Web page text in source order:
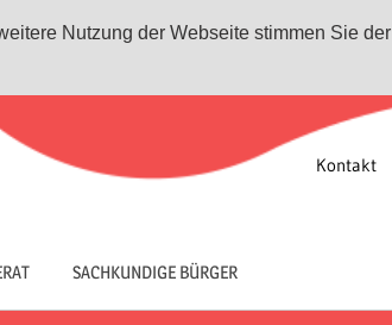
Nutzung der Webseite stimmen Sie der
Kontakt
SACHKUNDIGE BÜRGER